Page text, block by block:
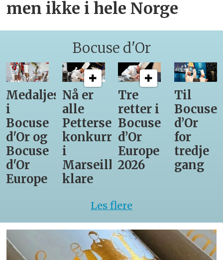
men ikke i hele Norge
Bocuse d'Or
Medaljestatistikk
i
Bocuse
d'Or og
Bocuse
d'Or
Europe
Nå er
alle
Pettersens
konkurrenter
i
Marseille
klare
Tre
retter i
Bocuse
d’Or
Europe
2026
Til
Bocuse
d’Or
for
tredje
gang
Les flere